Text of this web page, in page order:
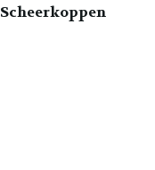
Scheerkoppen